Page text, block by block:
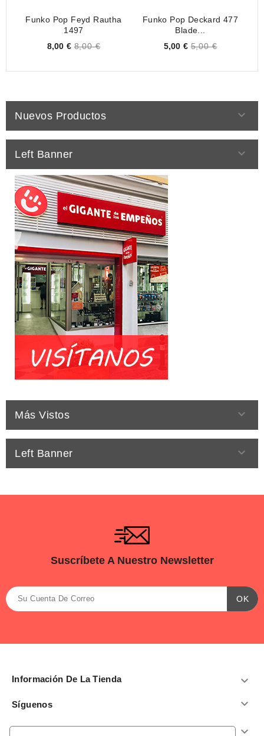
Funko Pop Feyd Rautha
1497
Price
8,00 € 8,00 €
Funko Pop Deckard 477
Blade...
Price
5,00 € 5,00 €
Nuevos Productos 
Left Banner 
Más Vistos 
Left Banner 
Suscríbete A Nuestro Newsletter
Información De La Tienda 
Síguenos 
Productos 